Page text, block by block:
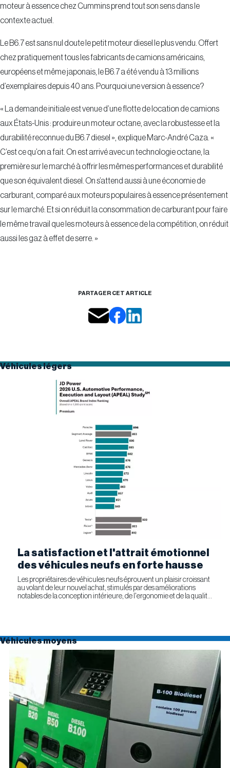
moteur à essence chez Cummins prend tout son sens dans le
contexte actuel.
Le B6.7 est sans nul doute le petit moteur diesel le plus vendu. Offert
chez pratiquement tous les fabricants de camions américains,
européens et même japonais, le B6.7 a été vendu à 13 millions
d’exemplaires depuis 40 ans. Pourquoi une version à essence?
« La demande initiale est venue d’une flotte de location de camions
aux États-Unis : produire un moteur octane, avec la robustesse et la
durabilité reconnue du B6.7 diesel », explique Marc-André Caza. «
C’est ce qu’on a fait. On est arrivé avec un technologie octane, la
première sur le marché à offrir les mêmes performances et durabilité
que son équivalent diesel. On s’attend aussi à une économie de
carburant, comparé aux moteurs populaires à essence présentement
sur le marché. Et si on réduit la consommation de carburant pour faire
le même travail que les moteurs à essence de la compétition, on réduit
aussi les gaz à effet de serre. »
PARTAGER CET ARTICLE
Véhicules légers
La satisfaction et l'attrait émotionnel
des véhicules neufs en forte hausse
Les propriétaires de véhicules neufs éprouvent un plaisir croissant
au volant de leur nouvel achat, stimulés par des améliorations
notables de la conception intérieure, de l'ergonomie et de la qualité
Véhicules moyens